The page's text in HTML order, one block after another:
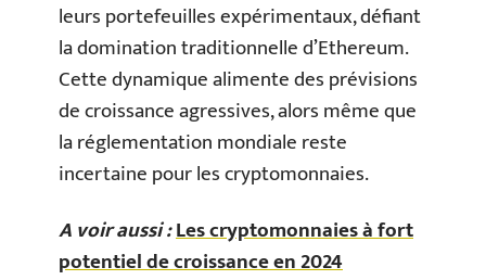
leurs portefeuilles expérimentaux, défiant
la domination traditionnelle d’Ethereum.
Cette dynamique alimente des prévisions
de croissance agressives, alors même que
la réglementation mondiale reste
incertaine pour les cryptomonnaies.
A voir aussi :Les cryptomonnaies à fort
potentiel de croissance en 2024